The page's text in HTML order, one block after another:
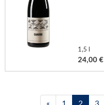
1,5 l
24,00 €